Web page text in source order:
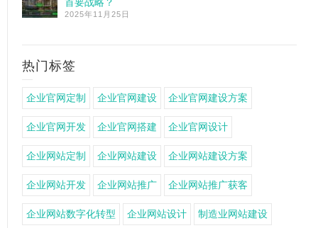
2025年11月25日
热门标签
企业官网定制 企业官网建设 企业官网建设方案
企业官网开发 企业官网搭建 企业官网设计
企业网站定制 企业网站建设 企业网站建设方案
企业网站开发 企业网站推广 企业网站推广获客
企业网站数字化转型 企业网站设计 制造业网站建设